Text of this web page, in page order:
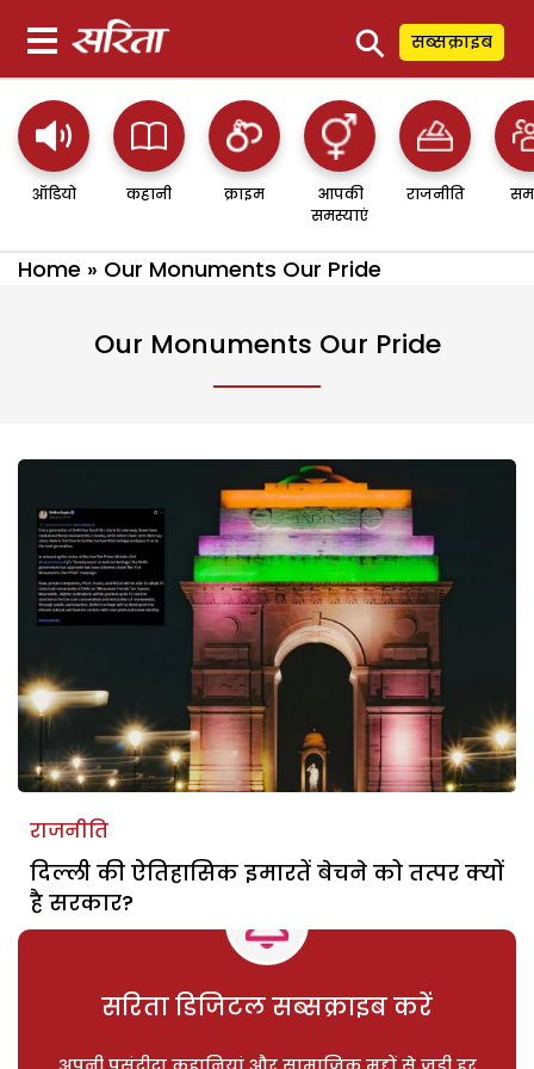
⚲ सब्सक्राइब
ऑडियो कहानी क्राइम
आपकी
समस्याएं
राजनीति
Home » Our Monuments Our Pride
Our Monuments Our Pride
राजनीति
दिल्ली की ऐतिहासिक इमारतें बेचने को तत्पर क्यों
है सरकार?
सरिता डिजिटल सब्सक्राइब करें